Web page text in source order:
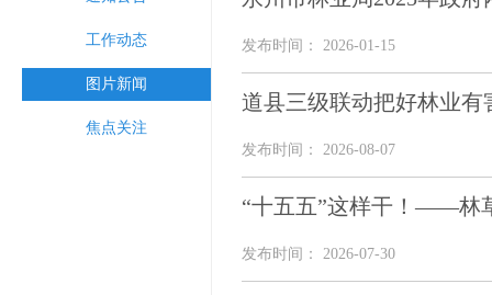
工作动态
图片新闻
焦点关注
发布时间： 2026-01-15
道县三级联动把好林业有
发布时间： 2026-08-07
“十五五”这样干！——林
发布时间： 2026-07-30